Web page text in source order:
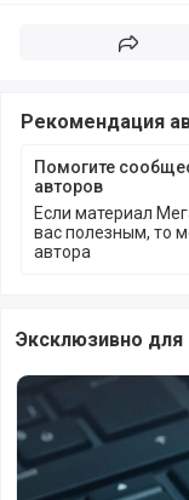
Рекомендация
Помогите
авторов
Если материал
вас полезным, то
автора
Эксклюзивно для